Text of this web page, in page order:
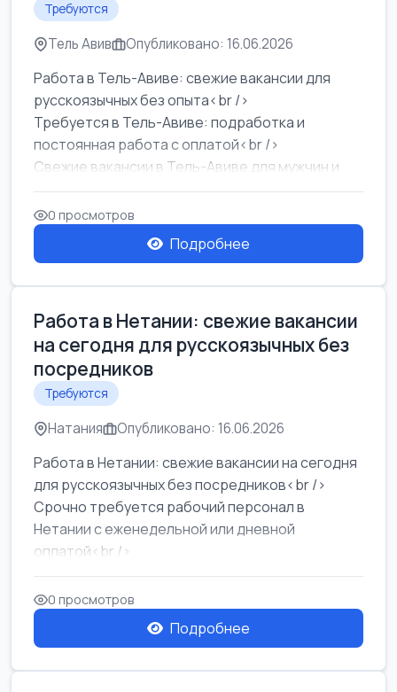
Требуются
Тель Авив Опубликовано: 16.06.2026
Работа в Тель-Авиве: свежие вакансии для
русскоязычных без опыта<br />
Требуется в Тель-Авиве: подработка и
постоянная работа с оплатой<br />
Свежие вакансии в Тель-Авиве для мужчин и
женщин от хозя...
0 просмотров
Подробнее
Работа в Нетании: свежие вакансии
на сегодня для русскоязычных без
посредников
Требуются
Натания Опубликовано: 16.06.2026
Работа в Нетании: свежие вакансии на сегодня
для русскоязычных без посредников<br />
Срочно требуется рабочий персонал в
Нетании с еженедельной или дневной
оплатой<br />
Свежие вакансии в Нетании дл...
0 просмотров
Подробнее